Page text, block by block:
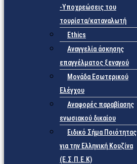
-Υποχρεώσεις του
τουρίστα/καταναλωτή
Ethics
Αναγγελία άσκησης
επαγγέλματος ξεναγού
Μονάδα Εσωτερικού
Ελέγχου
Αναφορές παραβίασης
ενωσιακού δικαίου
Ειδικό Σήμα Ποιότητας
για την Ελληνική Κουζίνα
(Ε.Σ.Π.Ε.Κ)